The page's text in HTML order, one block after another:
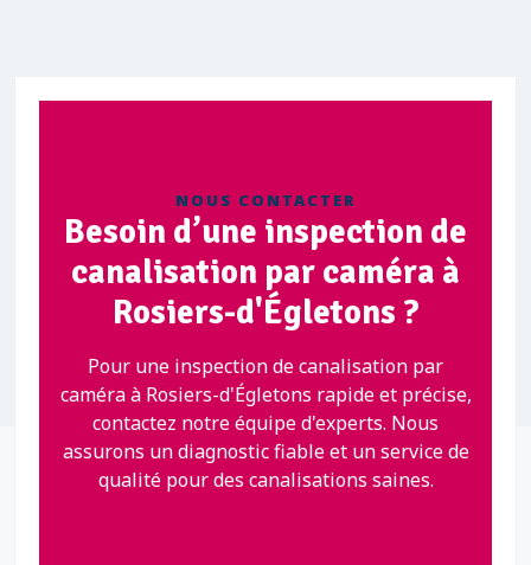
NOUS CONTACTER
Besoin d’une inspection de
canalisation par caméra à
Rosiers-d'Égletons ?
Pour une inspection de canalisation par
caméra à Rosiers-d'Égletons rapide et précise,
contactez notre équipe d'experts. Nous
assurons un diagnostic fiable et un service de
qualité pour des canalisations saines.